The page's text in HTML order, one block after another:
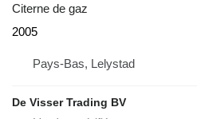
Citerne de gaz
2005
Pays-Bas, Lelystad
De Visser Trading BV